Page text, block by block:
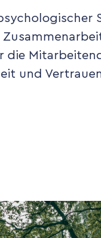
die
und